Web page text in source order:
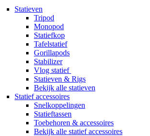
Statieven
Tripod
Monopod
Statiefkop
Tafelstatief
Gorillapods
Stabilizer
Vlog statief
Statieven & Rigs
Bekijk alle statieven
Statief accessoires
Snelkoppelingen
Statieftassen
Toebehoren & accessoires
Bekijk alle statief accessoires